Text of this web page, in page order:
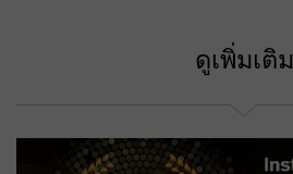
ดูเพิ่มเติม